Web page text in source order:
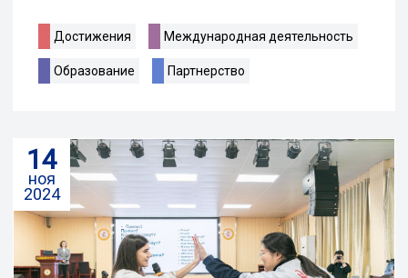
Достижения Международная деятельность
Образование Партнерство
14
ноя
2024